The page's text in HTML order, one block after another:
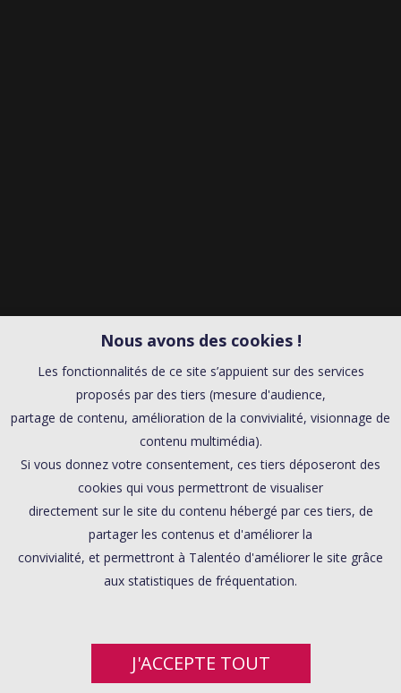
Nous avons des cookies !
Les fonctionnalités de ce site s’appuient sur des services
proposés par des tiers (mesure d'audience,
partage de contenu, amélioration de la convivialité, visionnage de
contenu multimédia).
Si vous donnez votre consentement, ces tiers déposeront des
cookies qui vous permettront de visualiser
directement sur le site du contenu hébergé par ces tiers, de
partager les contenus et d'améliorer la
convivialité, et permettront à Talentéo d'améliorer le site grâce
aux statistiques de fréquentation.
J'ACCEPTE TOUT